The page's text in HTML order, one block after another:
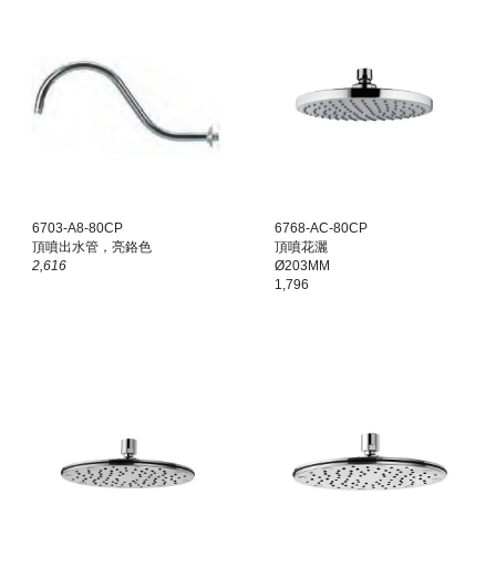
6703-A8-80CP
頂噴出水管，亮鉻色
2,616
6768-AC-80CP
頂噴花灑
Ø203MM
1,796